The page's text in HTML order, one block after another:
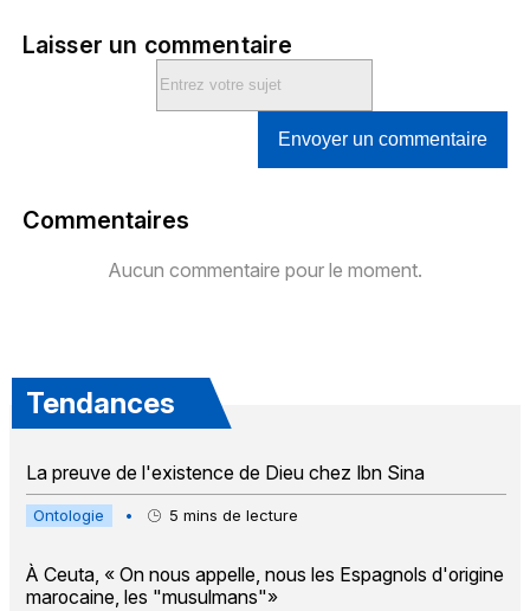
Laisser un commentaire
Envoyer un commentaire
Commentaires
Aucun commentaire pour le moment.
Tendances
La preuve de l'existence de Dieu chez Ibn Sina
Ontologie • 5 mins de lecture
À Ceuta, « On nous appelle, nous les Espagnols d'origine
marocaine, les "musulmans"»